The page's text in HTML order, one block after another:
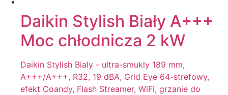
Daikin Stylish Biały A+++
Moc chłodnicza 2 kW
Daikin Stylish Bialy - ultra-smukly 189 mm,
A+++/A+++, R32, 19 dBA, Grid Eye 64-strefowy,
efekt Coandy, Flash Streamer, WiFi, grzanie do